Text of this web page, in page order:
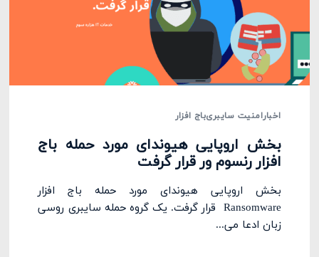
اخبارامنیت سایبریباج افزار
بخش اروپایی هیوندای مورد حمله باج
افزار رنسوم ور قرار گرفت
بخش اروپایی هیوندای مورد حمله باج افزار
Ransomware قرار گرفت. یک گروه حمله سایبری روسی
زبان ادعا می...